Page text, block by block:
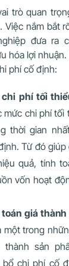
trò quan
Việc nắm bắt
đưa ra
hóa lợi
phí cố định:
chi phí tối
chi phí tối
thời gian
Từ đó
quả, tính
vốn hoạt
giá
một trong
sản
bổ chi phí cố